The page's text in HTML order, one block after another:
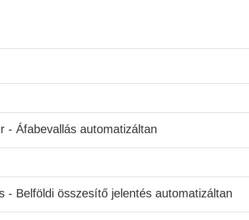
- Áfabevallás automatizáltan
- Belföldi összesítő jelentés automatizáltan